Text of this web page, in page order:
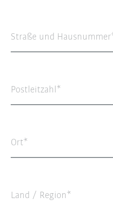
Straße und Hausnummer
Postleitzahl
Ort
Land / Region*